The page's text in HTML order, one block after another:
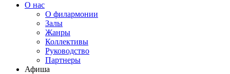
О нас
О филармонии
Залы
Жанры
Коллективы
Руководство
Партнеры
Афиша